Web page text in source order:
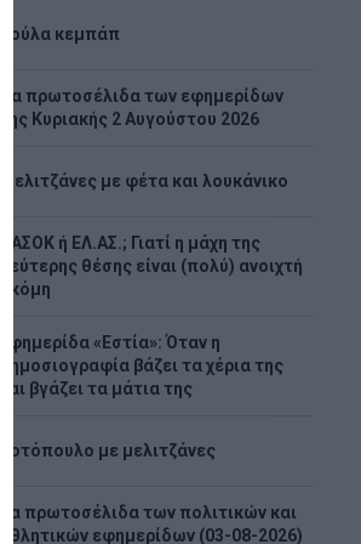
Λούλα κεμπάπ
Tα πρωτοσέλιδα των εφημερίδων
της Κυριακής 2 Αυγούστου 2026
Μελιτζάνες με φέτα και λουκάνικο
ΠΑΣΟΚ ή ΕΛ.ΑΣ.; Γιατί η μάχη της
δεύτερης θέσης είναι (πολύ) ανοιχτή
ακόμη
Εφημερίδα «Εστία»: Όταν η
δημοσιογραφία βάζει τα χέρια της
και βγάζει τα μάτια της
Κοτόπουλο με μελιτζάνες
Τα πρωτοσέλιδα των πολιτικών και
αθλητικών εφημερίδων (03-08-2026)